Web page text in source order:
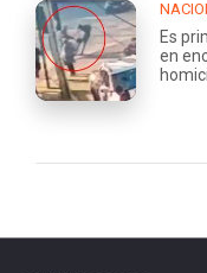
Es
en